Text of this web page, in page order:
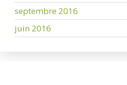
septembre 2016
juin 2016